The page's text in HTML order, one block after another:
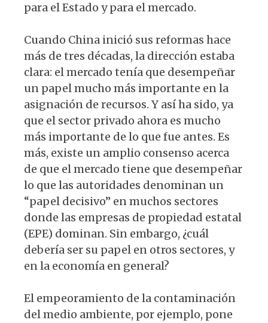
para el Estado y para el mercado.
Cuando China inició sus reformas hace
más de tres décadas, la dirección estaba
clara: el mercado tenía que desempeñar
un papel mucho más importante en la
asignación de recursos. Y así ha sido, ya
que el sector privado ahora es mucho
más importante de lo que fue antes. Es
más, existe un amplio consenso acerca
de que el mercado tiene que desempeñar
lo que las autoridades denominan un
“papel decisivo” en muchos sectores
donde las empresas de propiedad estatal
(EPE) dominan. Sin embargo, ¿cuál
debería ser su papel en otros sectores, y
en la economía en general?
El empeoramiento de la contaminación
del medio ambiente, por ejemplo, pone